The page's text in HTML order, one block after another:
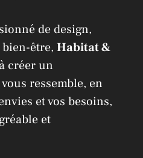
de design,
être, Habitat &
créer un
ressemble, en
et vos besoins,
et